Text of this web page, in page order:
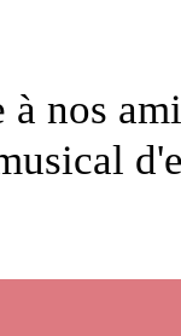
à nos